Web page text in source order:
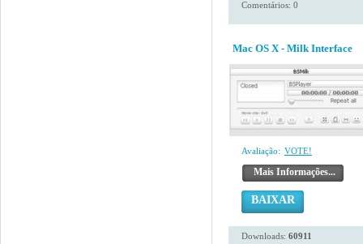
Comentários: 0
Mac OS X - Milk Interface
Avaliação: VOTE!
Mais Informações...
BAIXAR
Downloads: 60911